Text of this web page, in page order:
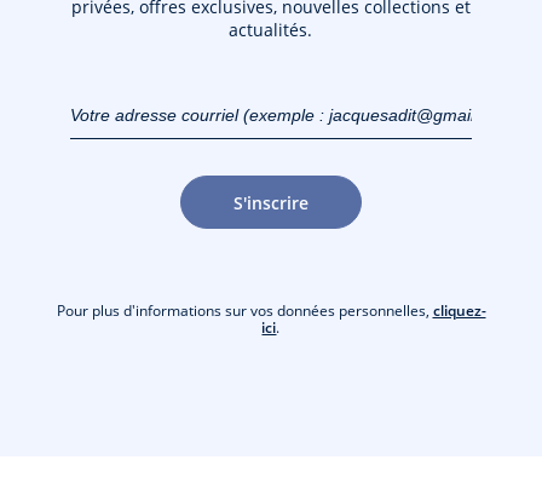
privées, offres exclusives, nouvelles collections et
actualités.
(exemple :
jacquesadit@gmail.com)
S'inscrire
Pour plus d'informations sur vos données personnelles, cliquez-
ici.